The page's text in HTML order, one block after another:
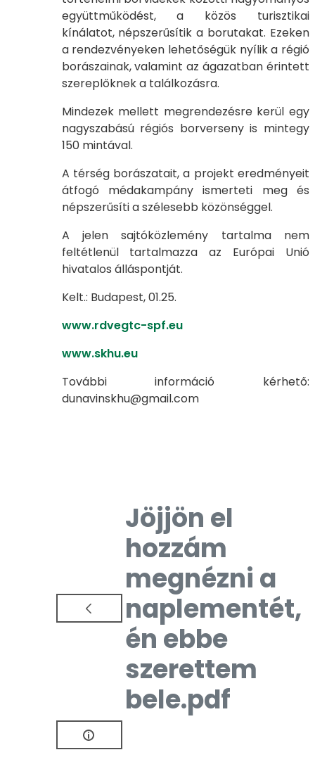
együttműködést, a közös turisztikai
kínálatot, népszerűsítik a borutakat. Ezeken
a rendezvényeken lehetőségük nyílik a régió
borászainak, valamint az ágazatban érintett
szereplőknek a találkozásra.
Mindezek mellett megrendezésre kerül egy
nagyszabású régiós borverseny is mintegy
150 mintával.
A térség borászatait, a projekt eredményeit
átfogó médakampány ismerteti meg és
népszerűsíti a szélesebb közönséggel.
A jelen sajtóközlemény tartalma nem
feltétlenül tartalmazza az Európai Unió
hivatalos álláspontját.
Kelt.: Budapest, 01.25.
www.rdvegtc-spf.eu
www.skhu.eu
További információ kérhető:
dunavinskhu@gmail.com
Jöjjön el
hozzám
megnézni a
naplementét,
én ebbe
szerettem
bele.pdf